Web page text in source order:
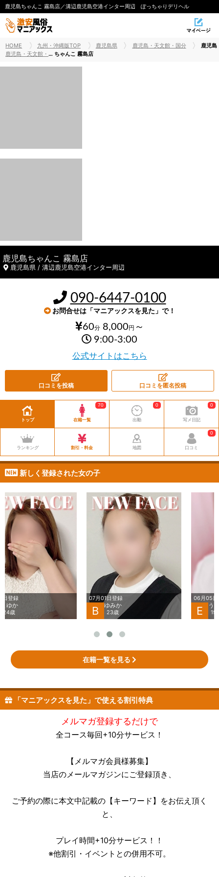
鹿児島ちゃんこ 霧島店／溝辺鹿児島空港インター周辺 ぽっちゃりデリヘル
HOME 九州・沖縄版TOP 鹿児島県
鹿児島・天文館・国分
鹿児島・天文館・国分デリヘル
鹿児島
ちゃんこ 霧島店
鹿児島ちゃんこ 霧島店
鹿児島県 / 溝辺鹿児島空港インター周辺
090-6447-0100
お問合せは「マニアックスを見た」で！
60分8,000 円 ～
9:00-3:00
公式サイトはこちら
口コミを投稿 口コミを匿名投稿
トップ 在籍一覧
70
出勤
0
写メ日記
0
ランキング 割引・料金 地図 口コミ
0
新しく登録された女の子
23歳
06月05日登録
E
在籍一覧を見る
「マニアックスを見た」で使える割引特典
メルマガ登録するだけで
全コース毎回+10分サービス！
【メルマガ会員様募集】
当店のメールマガジンにご登録頂き、
ご予約の際に本文中記載の【キーワード】をお伝え頂く
と、
プレイ時間+10分サービス！！
※他割引・イベントとの併用不可。